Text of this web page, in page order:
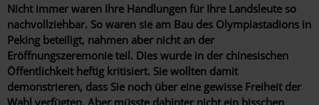
Nicht immer waren Ihre Handlungen für Ihre Landsleute so
nachvollziehbar. So waren sie am Bau des Olympiastadions in
Peking beteiligt, nahmen aber nicht an der
Eröffnungszeremonie teil. Dies wurde in der chinesischen
Öffentlichkeit heftig kritisiert. Sie wollten damit
demonstrieren, dass Sie noch über eine gewisse Freiheit der
Wahl verfügten. Aber müsste dahinter nicht ein bisschen